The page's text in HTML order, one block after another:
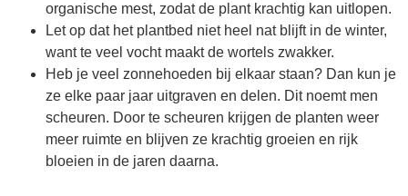
organische mest, zodat de plant krachtig kan uitlopen.
Let op dat het plantbed niet heel nat blijft in de winter,
want te veel vocht maakt de wortels zwakker.
Heb je veel zonnehoeden bij elkaar staan? Dan kun je
ze elke paar jaar uitgraven en delen. Dit noemt men
scheuren. Door te scheuren krijgen de planten weer
meer ruimte en blijven ze krachtig groeien en rijk
bloeien in de jaren daarna.